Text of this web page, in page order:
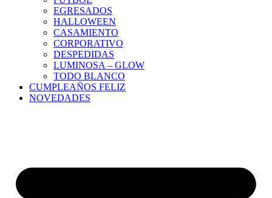
EGRESADOS
HALLOWEEN
CASAMIENTO
CORPORATIVO
DESPEDIDAS
LUMINOSA – GLOW
TODO BLANCO
CUMPLEAÑOS FELIZ
NOVEDADES